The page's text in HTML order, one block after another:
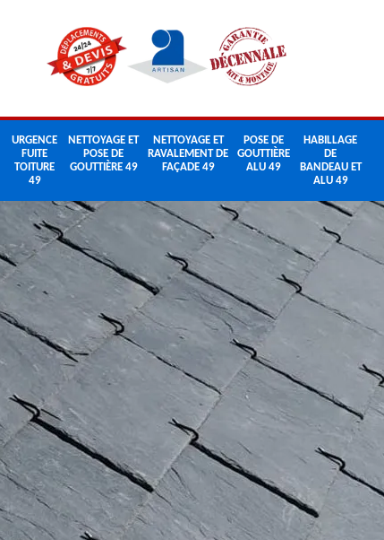
URGENCE
FUITE
TOITURE
49
NETTOYAGE ET
POSE DE
GOUTTIÈRE 49
NETTOYAGE ET
RAVALEMENT DE
FAÇADE 49
POSE DE
GOUTTIÈRE
ALU 49
HABILLAGE
DE
BANDEAU ET
ALU 49